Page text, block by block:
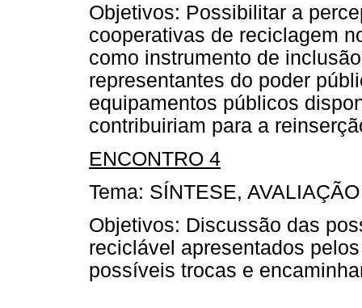
Objetivos: Possibilitar a
cooperativas de reciclagem
como instrumento de
representantes do poder
equipamentos públicos
contribuiriam para a
ENCONTRO 4
Tema: SÍNTESE,
Objetivos: Discussão das
reciclável apresentados
possíveis trocas e